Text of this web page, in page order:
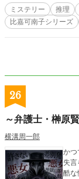
ミステリー 推理
比嘉可南子シリーズ
26
～弁護士・榊原
横溝周一郎
かつ
失
酷な